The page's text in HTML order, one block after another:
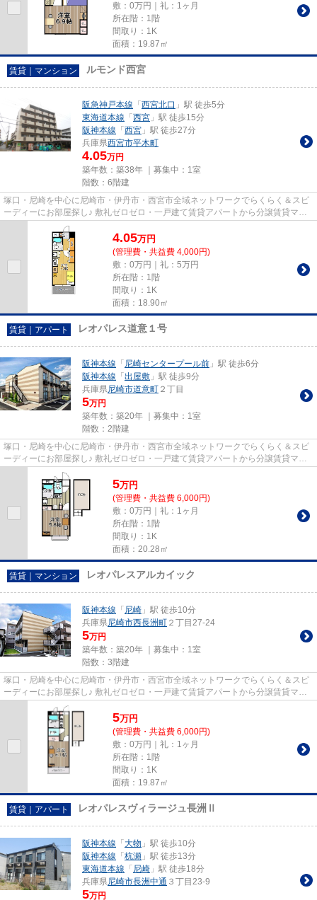
敷：0万円｜礼：1ヶ月
所在階：1階
間取り：1K
面積：19.87㎡
賃貸｜マンション ルモンド西宮
阪急神戸本線 「 西宮北口 」駅 徒歩5分
東海道本線 「 西宮 」駅 徒歩15分
阪神本線 「 西宮 」駅 徒歩27分
兵庫県西宮市平木町
4.05万円
築年数：築38年 ｜募集中： 1室
階数：6階建
塚口・尼崎を中心に尼崎市・伊丹市・西宮市全域ネットワークでらくらく＆スピ
ーディーにお部屋探し♪ 敷礼ゼロゼロ・一戸建て賃貸アパートから分譲賃貸マン
ション、保証人不要物件・マ...
4.05万円
(管理費・共益費 4,000円)
敷：0万円｜礼：5万円
所在階：1階
間取り：1K
面積：18.90㎡
賃貸｜アパート レオパレス道意１号
阪神本線 「 尼崎センタープール前 」駅 徒歩6分
阪神本線 「 出屋敷 」駅 徒歩9分
兵庫県尼崎市道意町 ２丁目
5万円
築年数：築20年 ｜募集中： 1室
階数：2階建
塚口・尼崎を中心に尼崎市・伊丹市・西宮市全域ネットワークでらくらく＆スピ
ーディーにお部屋探し♪ 敷礼ゼロゼロ・一戸建て賃貸アパートから分譲賃貸マン
ション、保証人不要物件・マ...
5万円
(管理費・共益費 6,000円)
敷：0万円｜礼：1ヶ月
所在階：1階
間取り：1K
面積：20.28㎡
賃貸｜マンション レオパレスアルカイック
阪神本線 「 尼崎 」駅 徒歩10分
兵庫県尼崎市西長洲町 ２丁目27-24
5万円
築年数：築20年 ｜募集中： 1室
階数：3階建
塚口・尼崎を中心に尼崎市・伊丹市・西宮市全域ネットワークでらくらく＆スピ
ーディーにお部屋探し♪ 敷礼ゼロゼロ・一戸建て賃貸アパートから分譲賃貸マン
ション、保証人不要物件・マ...
5万円
(管理費・共益費 6,000円)
敷：0万円｜礼：1ヶ月
所在階：1階
間取り：1K
面積：19.87㎡
賃貸｜アパート レオパレスヴィラージュ長洲Ⅱ
阪神本線 「 大物 」駅 徒歩10分
阪神本線 「 杭瀬 」駅 徒歩13分
東海道本線 「 尼崎 」駅 徒歩18分
兵庫県尼崎市長洲中通 ３丁目23-9
5万円